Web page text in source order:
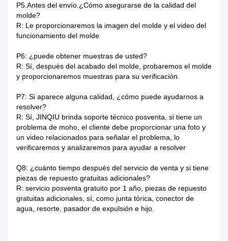
P5.Antes del envío.¿Cómo asegurarse de la calidad del
molde?
R: Le proporcionaremos la imagen del molde y el video del
funcionamiento del molde
P6: ¿puede obtener muestras de usted?
R: Sí, después del acabado del molde, probaremos el molde
y proporcionaremos muestras para su verificación.
P7: Si aparece alguna calidad, ¿cómo puede ayudarnos a
resolver?
R: Sí, JINQIU brinda soporte técnico posventa, si tiene un
problema de moho, el cliente debe proporcionar una foto y
un video relacionados para señalar el problema, lo
verificaremos y analizaremos para ayudar a resolver
Q8: ¿cuánto tiempo después del servicio de venta y si tiene
piezas de repuesto gratuitas adicionales?
R: servicio posventa gratuito por 1 año, piezas de repuesto
gratuitas adicionales, sí, como junta tórica, conector de
agua, resorte, pasador de expulsión e hijo.